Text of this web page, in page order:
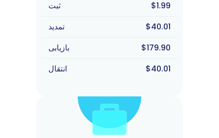
$1.99
ثبت
$40.01
تمدید
$179.90
بازیابی
$40.01
انتقال